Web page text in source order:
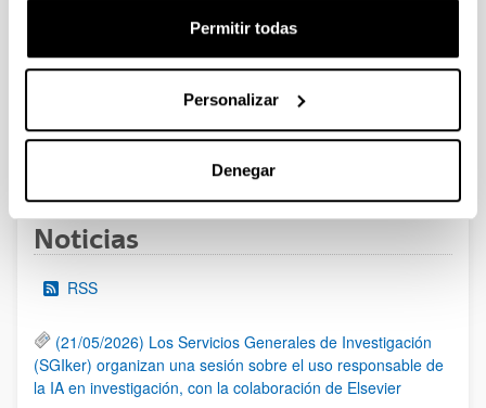
Permitir todas
Personalizar
Denegar
Plazo de presentación cerrado: 24/01/2023 - 07/02/2023 14:00
El plazo para presentar las solicitudes finaliza el 07/02/2023 a
Páginas intermedias Use TAB para desplazarse.
PáginaPágina
Noticias
RSS
(21/05/2026) Los Servicios Generales de Investigación
(SGIker) organizan una sesión sobre el uso responsable de
la IA en investigación, con la colaboración de Elsevier